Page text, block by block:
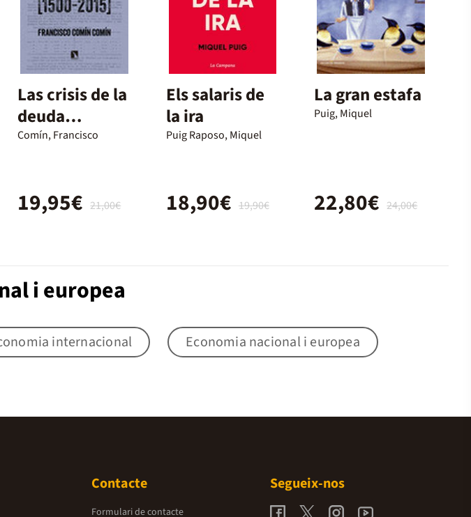
Las crisis de la
deuda
soberana en
Comín, Francisco
21,00€
19,95€
Els salaris de
la ira
Puig Raposo, Miquel
19,90€
18,90€
La gran estafa
Puig, Miquel
24,00€
22,80€
i europea
internacional Economia nacional i europea
Contacte
Formulari de contacte
Segueix-nos